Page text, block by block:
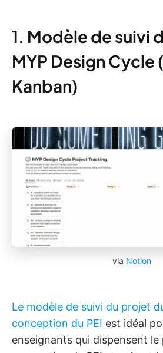
1. Modèle de suivi
MYP Design Cycle
Kanban)
via Notion
Le modèle de suivi du projet
conception du PEI est idéal
enseignants qui dispensent